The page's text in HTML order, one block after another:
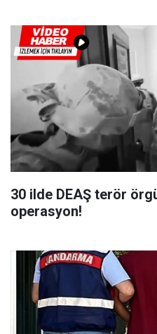
30 ilde DEAŞ terör
operasyon!